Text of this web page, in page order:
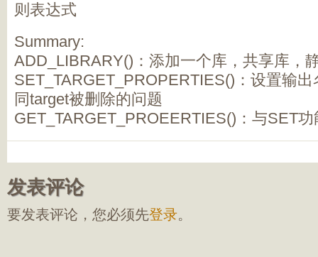
则表达式
Summary:
ADD_LIBRARY()：添加一个库，共享库，
SET_TARGET_PROPERTIES()：设置输
同target被删除的问题
GET_TARGET_PROEERTIES()：与SET
发表评论
要发表评论，您必须先登录。